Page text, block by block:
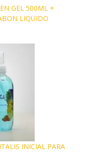
GEL 500ML +
LIQUIDO
INICIAL PARA